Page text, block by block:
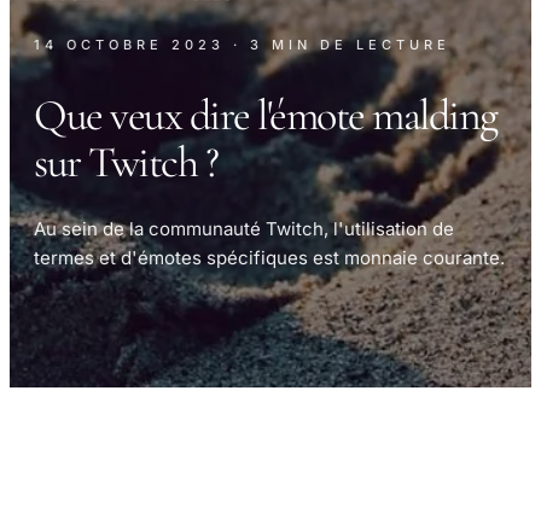
14 OCTOBRE 2023 · 3 MIN DE LECTURE
Que veux dire l'émote malding
sur Twitch ?
Au sein de la communauté Twitch, l'utilisation de
termes et d'émotes spécifiques est monnaie courante.